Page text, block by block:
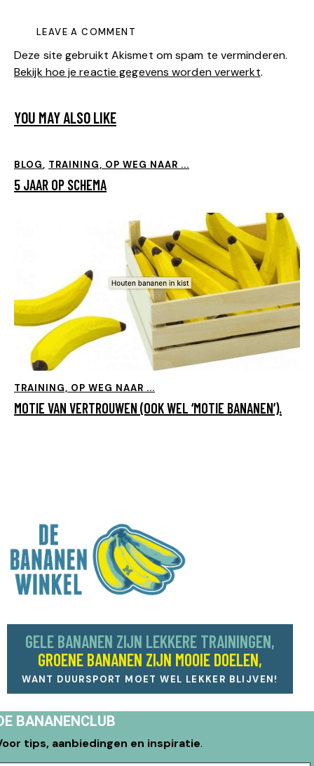
Deze site gebruikt Akismet om spam te verminderen.
Bekijk hoe je reactie gegevens worden verwerkt.
YOU MAY ALSO LIKE
BLOG, TRAINING, OP WEG NAAR ...
5 JAAR OP SCHEMA
TRAINING, OP WEG NAAR ...
MOTIE VAN VERTROUWEN (OOK WEL ‘MOTIE BANANEN’).
GELE BANANEN ZIJN LEKKERE TRAININGEN,
GROENE BANANEN ZIJN MOOIE DOELEN,
WANT DUURSPORT MOET WEL LEKKER BLIJVEN!
BANANENCLUB
tips, aanbiedingen en inspiratie.